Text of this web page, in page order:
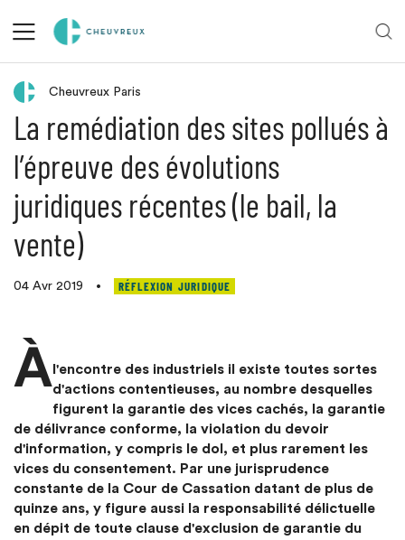
Retour aux actualités
Cheuvreux Paris
La remédiation des sites pollués à
l’épreuve des évolutions
juridiques récentes (le bail, la
vente)
04 Avr 2019 • RÉFLEXION JURIDIQUE
À l'encontre des industriels il existe toutes sortes
d'actions contentieuses, au nombre desquelles
figurent la garantie des vices cachés, la garantie
de délivrance conforme, la violation du devoir
d'information, y compris le dol, et plus rarement les
vices du consentement. Par une jurisprudence
constante de la Cour de Cassation datant de plus de
quinze ans, y figure aussi la responsabilité délictuelle
en dépit de toute clause d'exclusion de garantie du